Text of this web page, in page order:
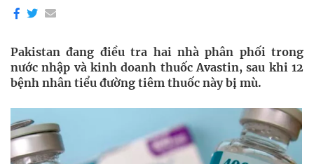
Pakistan đang điều tra hai nhà phân phối trong
nước nhập và kinh doanh thuốc Avastin, sau khi 12
bệnh nhân tiểu đường tiêm thuốc này bị mù.